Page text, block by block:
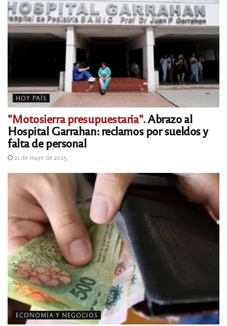
HOY PAÍS
"Motosierra presupuestaria".Abrazo al
Hospital Garrahan: reclamos por sueldos y
falta de personal
21 de mayo de 2025
ECONOMÍA Y NEGOCIOS